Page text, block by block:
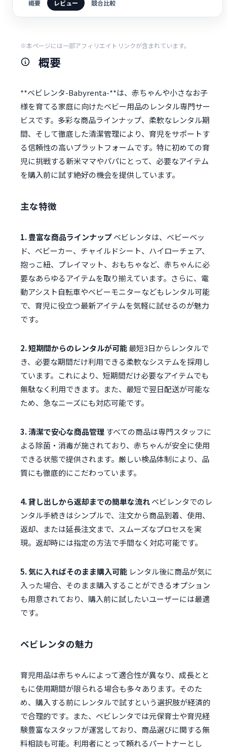
概要 レビュー 競合比較
※本ページには一部アフィリエイトリンクが含まれています。
概要
**ベビレンタ-Babyrenta-**は、赤ちゃんや小さなお子
様を育てる家庭に向けたベビー用品のレンタル専門サー
ビスです。多彩な商品ラインナップ、柔軟なレンタル期
間、そして徹底した清潔管理により、育児をサポートす
る信頼性の高いプラットフォームです。特に初めての育
児に挑戦する新米ママやパパにとって、必要なアイテム
を購入前に試す絶好の機会を提供しています。
主な特徴
1. 豊富な商品ラインナップベビレンタは、ベビーベッ
ド、ベビーカー、チャイルドシート、ハイローチェア、
抱っこ紐、プレイマット、おもちゃなど、赤ちゃんに必
要なあらゆるアイテムを取り揃えています。さらに、電
動アシスト自転車やベビーモニターなどもレンタル可能
で、育児に役立つ最新アイテムを気軽に試せるのが魅力
です。
2. 短期間からのレンタルが可能最短3日からレンタルで
き、必要な期間だけ利用できる柔軟なシステムを採用し
ています。これにより、短期間だけ必要なアイテムでも
無駄なく利用できます。また、最短で翌日配送が可能な
ため、急なニーズにも対応可能です。
3. 清潔で安心な商品管理 すべての商品は専門スタッフに
よる除菌・消毒が施されており、赤ちゃんが安全に使用
できる状態で提供されます。厳しい検品体制により、品
質にも徹底的にこだわっています。
4. 貸し出しから返却までの簡単な流れベビレンタでのレ
ンタル手続きはシンプルで、注文から商品到着、使用、
返却、または延長注文まで、スムーズなプロセスを実
現。返却時には指定の方法で手間なく対応可能です。
5. 気に入ればそのまま購入可能 レンタル後に商品が気に
入った場合、そのまま購入することができるオプション
も用意されており、購入前に試したいユーザーには最適
です。
ベビレンタの魅力
育児用品は赤ちゃんによって適合性が異なり、成長とと
もに使用期間が限られる場合も多々あります。そのた
め、購入する前にレンタルで試すという選択肢が経済的
で合理的です。また、ベビレンタでは元保育士や育児経
験豊富なスタッフが運営しており、商品選びに関する無
料相談も可能。利用者にとって頼れるパートナーとし